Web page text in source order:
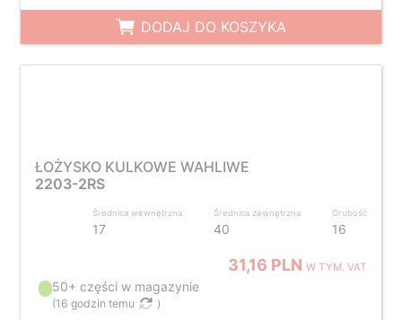
DODAJ DO KOSZYKA
ŁOŻYSKO KULKOWE WAHLIWE
2203-2RS
Średnica wewnętrzna
17
Średnica zewnętrzna
40
Grubość
16
31,16 PLNW TYM. VAT
50+ części w magazynie
(16 godzin temu )